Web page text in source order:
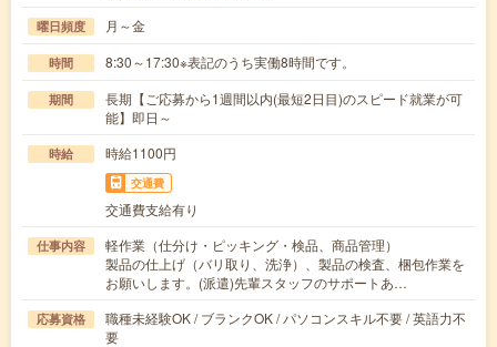
曜日頻度 月～金
時間 8:30～17:30※表記のうち実働8時間です。
期間
長期【ご応募から1週間以内(最短2日目)のスピード就業が可
能】即日～
時給 時給1100円
交通費
交通費支給有り
仕事内容
軽作業（仕分け・ピッキング・検品、商品管理）
製品の仕上げ（バリ取り、洗浄）、製品の検査、梱包作業を
お願いします。(派遣)先輩スタッフのサポートあ…
応募資格
職種未経験OK / ブランクOK / パソコンスキル不要 / 英語力不
要